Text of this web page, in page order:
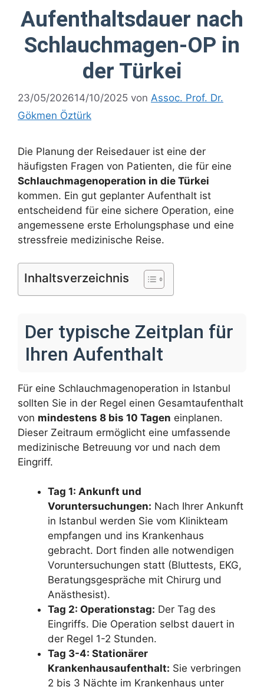
Aufenthaltsdauer nach
Schlauchmagen-OP in
der Türkei
23/05/202614/10/2025 von Assoc. Prof. Dr.
Gökmen Öztürk
Die Planung der Reisedauer ist eine der
häufigsten Fragen von Patienten, die für eine
Schlauchmagenoperation in die Türkei
kommen. Ein gut geplanter Aufenthalt ist
entscheidend für eine sichere Operation, eine
angemessene erste Erholungsphase und eine
stressfreie medizinische Reise.
Inhaltsverzeichnis
Der typische Zeitplan für
Ihren Aufenthalt
Für eine Schlauchmagenoperation in Istanbul
sollten Sie in der Regel einen Gesamtaufenthalt
von mindestens 8 bis 10 Tagen einplanen.
Dieser Zeitraum ermöglicht eine umfassende
medizinische Betreuung vor und nach dem
Eingriff.
Tag 1: Ankunft und
Voruntersuchungen: Nach Ihrer Ankunft
in Istanbul werden Sie vom Klinikteam
empfangen und ins Krankenhaus
gebracht. Dort finden alle notwendigen
Voruntersuchungen statt (Bluttests, EKG,
Beratungsgespräche mit Chirurg und
Anästhesist).
Tag 2: Operationstag: Der Tag des
Eingriffs. Die Operation selbst dauert in
der Regel 1-2 Stunden.
Tag 3-4: Stationärer
Krankenhausaufenthalt: Sie verbringen
2 bis 3 Nächte im Krankenhaus unter